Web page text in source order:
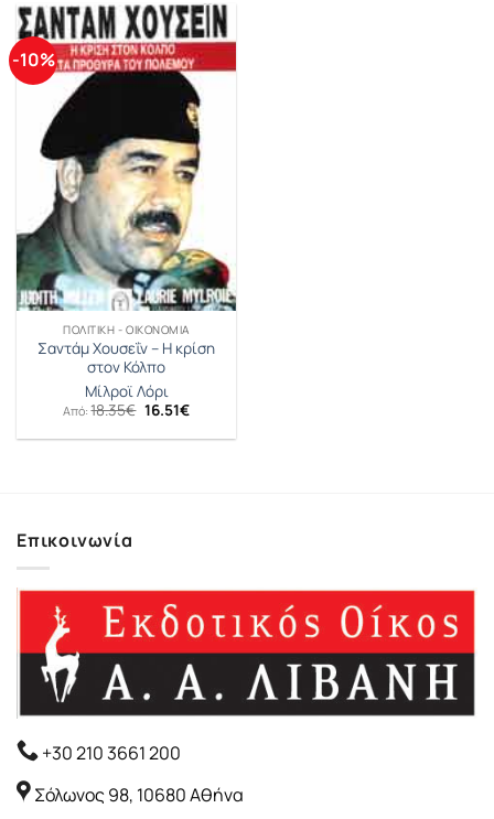
-10%
ΠΟΛΙΤΙΚΉ - ΟΙΚΟΝΟΜΊΑ
Σαντάμ Χουσεΐν – Η κρίση
στον Κόλπο
Μίλροϊ Λόρι
Από:18.35€ Original
price
was:
16.51€Η
τιμή
Επικοινωνία
+30 210 3661 200
Σόλωνος 98, 10680 Αθήνα